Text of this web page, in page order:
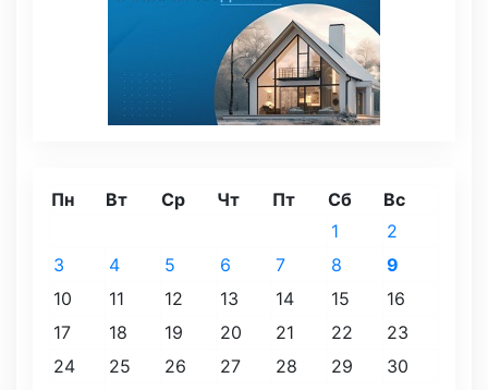
Пн Вт Ср Чт Пт Сб Вс
1
2
3
4 5 6 7 8
9
10
11 12 13 14 15
16
17
18 19 20 21 22
23
24
25 26 27 28 29
30